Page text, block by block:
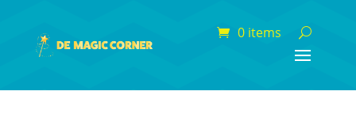
0 items